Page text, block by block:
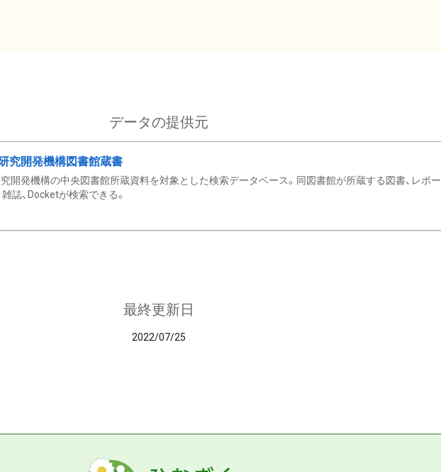
データの提供元
究開発機構図書館蔵書
開発機構の中央図書館所蔵資料を対象とした検索データベース。同図書館が所蔵する図書、レポー
雑誌、Docketが検索できる。
最終更新日
2022/07/25